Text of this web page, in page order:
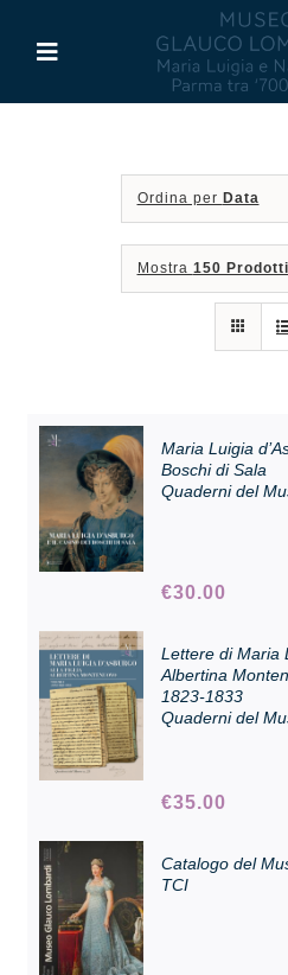
contenuto
Toggle
Maria Luigia d’Asburgo
Attività
Pubblicazioni
Contatti e biglietti
Accessibilità
Cerca
Ordina per Data
Mostra 150 Prodotti
Maria Luigia
Boschi di Sala
Quaderni del
€30.00
Lettere di Maria
Albertina
1823-1833
Quaderni del
€35.00
Catalogo del
TCI